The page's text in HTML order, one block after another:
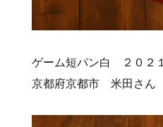
ゲーム短パン白 ２０２１
京都府京都市 米田さん